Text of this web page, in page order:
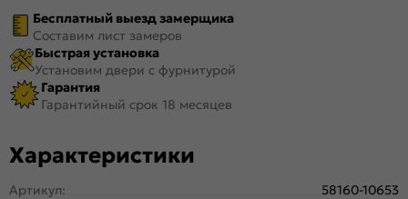
Бесплатный выезд замерщика
Составим лист замеров
Быстрая установка
Установим двери с фурнитурой
Гарантия
Гарантийный срок 18 месяцев
Характеристики
Артикул:
58160-10653